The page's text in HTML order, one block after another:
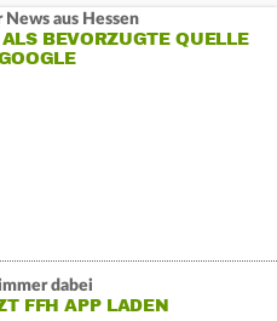
News aus Hessen
BEVORZUGTE QUELLE
dabei
FFH APP LADEN